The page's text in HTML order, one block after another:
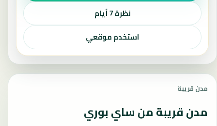
نظرة 7 أيام
استخدم موقعي
مدن قريبة
مدن قريبة من ساي بوري